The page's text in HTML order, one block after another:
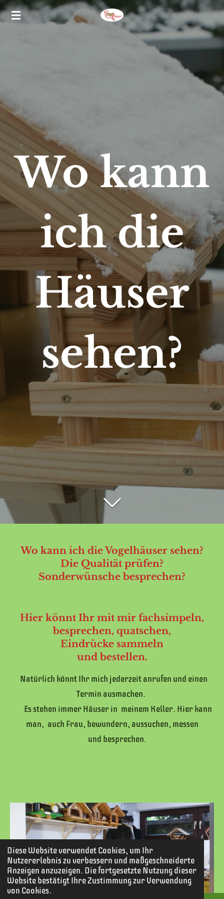
Diese Website verwendet Cookies, um Ihr
Nutzererlebnis zu verbessern und maßgeschneiderte
Anzeigen anzuzeigen. Die fortgesetzte Nutzung dieser
Website bestätigt Ihre Zustimmung zur Verwendung
von Cookies.
Zum
Hauptinhalt
Wo kann
ich die
Häuser
sehen?
Wo kann ich die Vogelhäuser sehen?
Die Qualität prüfen?
Sonderwünsche besprechen?
Hier könnt Ihr mit mir fachsimpeln,
besprechen, quatschen,
Eindrücke sammeln
und bestellen.
Natürlich könnt Ihr mich jederzeit anrufen und einen
Termin ausmachen.
Es stehen immer Häuser in meinem Keller. Hier kann
man, auch Frau, bewundern, aussuchen, messen
und besprechen.